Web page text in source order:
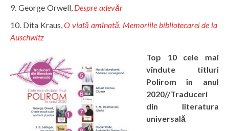
George Orwell, Despre adevăr
Dita Kraus,O viață amînată. Memoriile bibliotecarei de la
Auschwitz
Top 10 cele mai
vîndute titluri
Polirom în anul
2020//Traduceri
din literatura
universală